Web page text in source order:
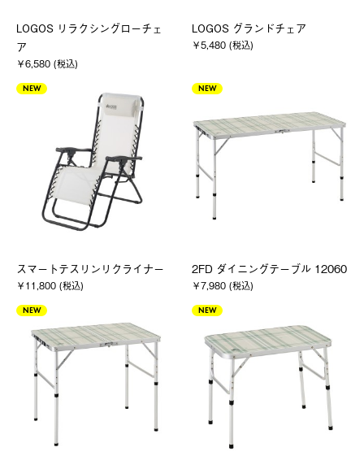
LOGOS リラクシングローチェ
ア
￥6,580 (税込)
LOGOS グランドチェア
￥5,480 (税込)
NEW
スマートテスリンリクライナー
￥11,800 (税込)
NEW
2FD ダイニングテーブル 12060
￥7,980 (税込)
NEW NEW